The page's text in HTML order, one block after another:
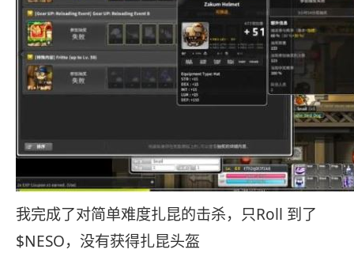
我完成了对简单难度扎昆的击杀，只Roll 到了
$NESO，没有获得扎昆头盔